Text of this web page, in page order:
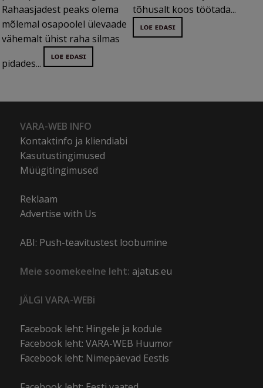
Rahaasjadest peaks olema
mõlemal osapoolel ülevaade
vähemalt ühist raha silmas
pidades...
tõhusalt koos töötada...
VARA-WEB INFO
Kontaktinfo ja kliendiabi
Kasutustingimused
Müügitingimused
Reklaam
Advertise with Us
ABI: Push-teavitustest loobumine
Meie soomekeelne leht: ajatus.eu
JÄLGI VARA-WEBi
Facebook leht: Hingele ja kodule
Facebook leht: VARA-WEB Huumor
Facebook leht: Nimepäevad Eestis